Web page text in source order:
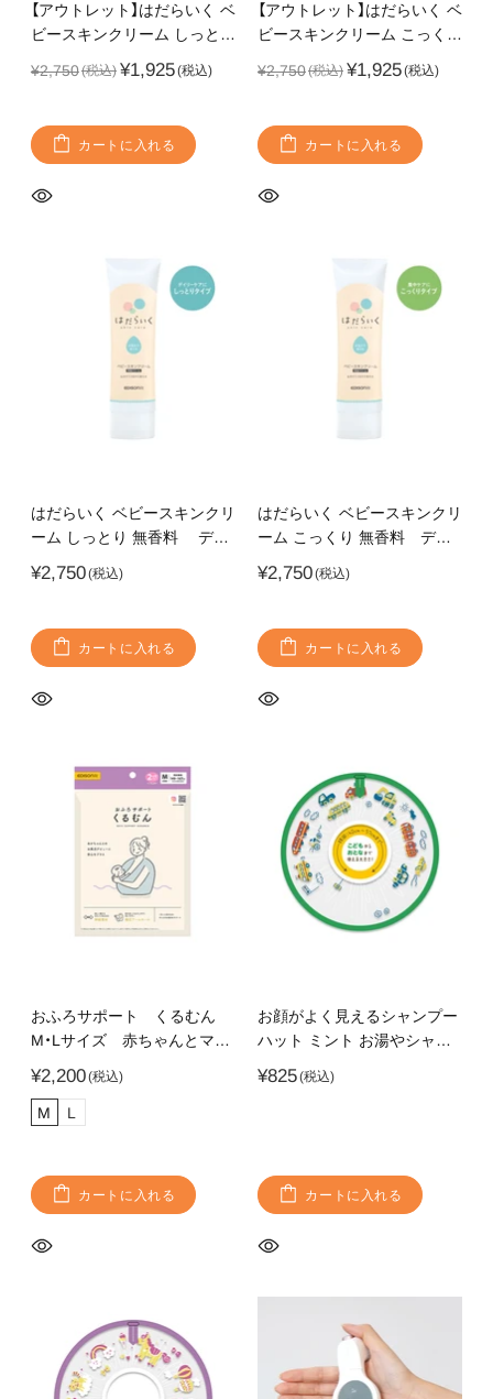
【アウトレット】はだらいく ベ
ビースキンクリーム しっとり
いちごの香り デリケートな
赤ちゃんの肌を保湿・保護
¥2,750 ¥1,925
カートに入れる
【アウトレット】はだらいく ベ
ビースキンクリーム こっくり
いちごの香り デリケートな
赤ちゃんの肌を保湿・保護
肌成分として配合
¥2,750 ¥1,925
カートに入れる
はだらいく ベビースキンクリ
ーム しっとり 無香料 デリ
ケートな赤ちゃんの肌を保
湿・保護
¥2,750
カートに入れる
はだらいく ベビースキンクリ
ーム こっくり 無香料 デリ
ケートな赤ちゃんの肌を保
湿・保護 CICA（ツボクサエ
¥2,750
カートに入れる
おふろサポート くるむん
M・Lサイズ 赤ちゃんとマ
マ・パパのお風呂デビュー
に 沐浴卒業後 ワンオペお
風呂に からだ密着サポータ
¥2,200
M L
カートに入れる
お顔がよく見えるシャンプー
ハット ミント お湯やシャン
プーが顔にかからない お顔が
みえる透明素材
¥825
カートに入れる